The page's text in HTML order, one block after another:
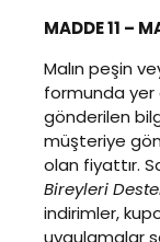
MADDE 11 –
Malın peşin
formunda yer
gönderilen
müşteriye
olan fiyattır.
Bireyleri
indirimler,
uygulamalar